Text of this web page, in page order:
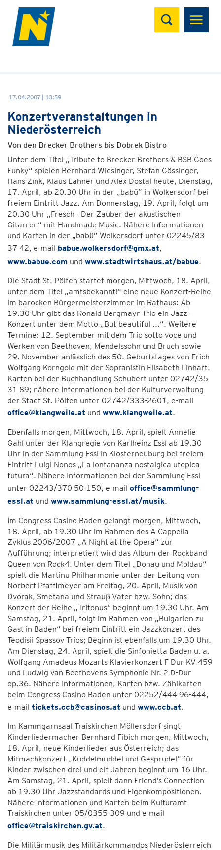
Suchen
17.04.2007 | 13:59
Konzertveranstaltungen in
Niederösterreich
Von den Brecker Brothers bis Dobrek Bistro
Unter dem Titel „Tribute to Brecker Brothers & BSB Goes
Funky“ spielen Bernhard Wiesinger, Stefan Gössinger,
Hans Zink, Klaus Lahner und Alex Dostal heute, Dienstag,
17. April, ab 20.30 Uhr in der „babü” in Wolkersdorf bei
freiem Eintritt Jazz. Am Donnerstag, 19. April, folgt um
20.30 Uhr „Fresch - Der Zauber der akustischen
Gitarren“ mit Handmade Music. Nähere Informationen
und Karten in der „babü” Wolkersdorf unter 02245/83
37 42, e-mail babue.wolkersdorf@gmx.at,
www.babue.com und www.stadtwirtshaus.at/babue.
Die Stadt St. Pölten startet morgen, Mittwoch, 18. April,
unter dem Titel „amtsbekannt!“ eine neue Konzert-Reihe
im barocken Bürgermeisterzimmer im Rathaus: Ab
19.30 Uhr gibt das Ronald Bergmayr Trio ein Jazz-
Konzert unter dem Motto „But beautiful ...“. Weitere
Termine: 12. September mit dem Trio sotto voce und
Werken von Beethoven, Mendelssohn und Bruch sowie
29. November anlässlich des 50. Geburtstages von Erich
Wolfgang Korngold mit der Sopranistin Elisabeth Linhart.
Karten bei der Buchhandlung Schubert unter 02742/35
31 89; nähere Informationen bei der Kulturverwaltung
der Stadt St. Pölten unter 02742/333-2601, e-mail
office@klangweile.at und www.klangweile.at.
Ebenfalls morgen, Mittwoch, 18. April, spielt Annelie
Gahl unter der Klangregie von Karlheinz Essl ab 19.30
Uhr in der Sammlung Essl in Klosterneuburg bei freiem
Eintritt Luigi Nonos „La lontananza nostalgica utopica
futura“. Nähere Informationen bei der Sammlung Essl
unter 02243/370 50-150, e-mail office@sammlung-
essl.at und www.sammlung-essl.at/musik.
Im Congress Casino Baden gelangt morgen, Mittwoch,
18. April, ab 19.30 Uhr im Rahmen des A Cappella
Zyklus 2006/2007 „A Night at the Opera“ zur
Aufführung; interpretiert wird das Album der Rockband
Queen von Rock4. Unter dem Titel „Donau und Moldau“
spielt die Martinu Philharmonie unter der Leitung von
Norbert Pfafflmeyer am Freitag, 20. April, Musik von
Dvorak, Smetana und Strauß Vater bzw. Sohn; das
Konzert der Reihe „Tritonus“ beginnt um 19.30 Uhr. Am
Samstag, 21. April, folgt im Rahmen von „Bulgarien zu
Gast in Baden“ bei freiem Eintritt ein Jazzkonzert des
Teodisii Spassov Trios; Beginn ist ebenfalls um 19.30 Uhr.
Am Dienstag, 24. April, spielt die Sinfonietta Baden u. a.
Wolfgang Amadeus Mozarts Klavierkonzert F-Dur KV 459
und Ludwig van Beethovens Symphonie Nr. 2 D-Dur
op.36. Nähere Informationen, Karten bzw. Zählkarten
beim Congress Casino Baden unter 02252/444 96-444,
e-mail tickets.ccb@casinos.at und www.ccb.at.
Im Kammgarnsaal Traiskirchen Möllersdorf singt
Kinderliedermacher Bernhard Fibich morgen, Mittwoch,
18. April, neue Kinderlieder aus Österreich; das
Mitmachkonzert „Kuddelmuddel und Gesprudel“ für
Kinder zwischen drei und elf Jahren beginnt um 16 Uhr.
Am Samstag, 21. April, spielt dann Friend’s Connection
ab 19.30 Uhr Jazzstandards und Eigenkompositionen.
Nähere Informationen und Karten beim Kulturamt
Traiskirchen unter 05/0355-309 und e-mail
office@traiskirchen.gv.at.
Die Militärmusik des Militärkommandos Niederösterreich